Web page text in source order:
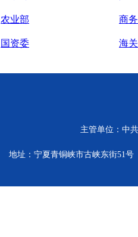
农业部 商
国资委 海
主管单位：中
地址：宁夏青铜峡市古峡东街51